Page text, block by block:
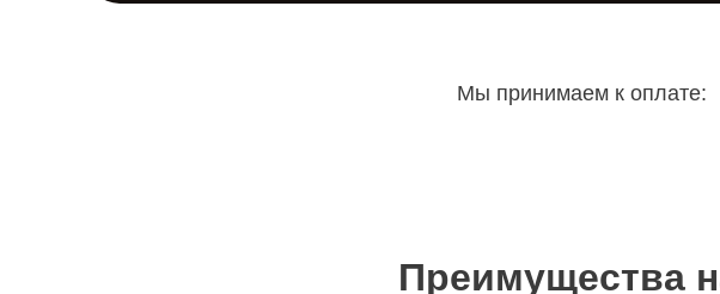
Мы принимаем к оплате:
Преимущества